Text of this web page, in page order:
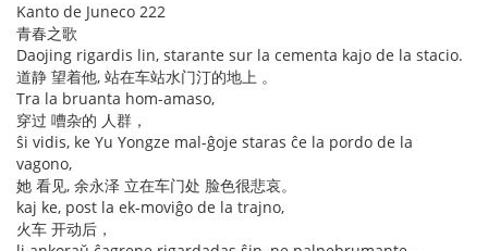
Kanto de Juneco 222
青春之歌
Daojing rigardis lin, starante sur la cementa kajo de la stacio.
道静 望着他, 站在车站水门汀的地上 。
Tra la bruanta hom-amaso,
穿过 嘈杂的 人群，
ŝi vidis, ke Yu Yongze mal-ĝoje staras ĉe la pordo de la
vagono,
她 看见, 余永泽 立在车门处 脸色很悲哀。
kaj ke, post la ek-moviĝo de la trajno,
火车 开动后，